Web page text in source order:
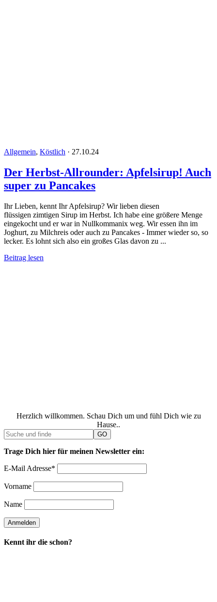
Allgemein, Köstlich · 27.10.24
Der Herbst-Allrounder: Apfelsirup! Auch
super zu Pancakes
Ihr Lieben, kennt Ihr Apfelsirup? Wir lieben diesen
flüssigen zimtigen Sirup im Herbst. Ich habe eine größere Menge
eingekocht und er war in Nullkommanix weg. Wir essen ihn im
Joghurt, zu Milchreis oder auch zu Pancakes - Immer wieder so, so
lecker. Es lohnt sich also ein großes Glas davon zu ...
Beitrag lesen
Herzlich willkommen. Schau Dich um und fühl Dich wie zu
Hause..
Trage Dich hier für meinen Newsletter ein:
E-Mail Adresse*
Vorname
Name
Kennt ihr die schon?